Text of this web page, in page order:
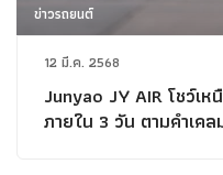
ข่าวรถยนต์
12 มี.ค. 2568
Junyao JY AIR โชว์เ
ภายใน 3 วัน ตามคำเค